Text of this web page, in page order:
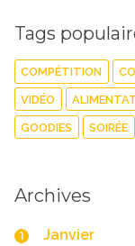
Tags
COMPÉTITION
VIDÉO
GOODIES SOIRÉE
Archives
1 Janvier